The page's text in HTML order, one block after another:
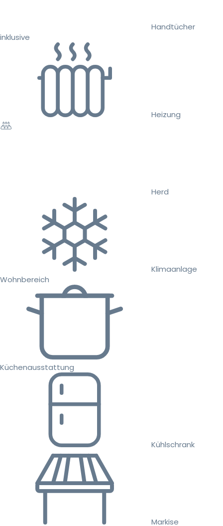
Handtücher
inklusive
Heizung
Herd
Klimaanlage
Wohnbereich
Küchenausstattung
Kühlschrank
Markise